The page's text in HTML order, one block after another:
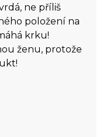
ne příliš
položení na
krku!
ženu, protože